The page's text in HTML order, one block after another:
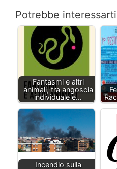
Potrebbe
Fantasmi e altri
animali, tra angoscia
individuale e…
Incendio sulla